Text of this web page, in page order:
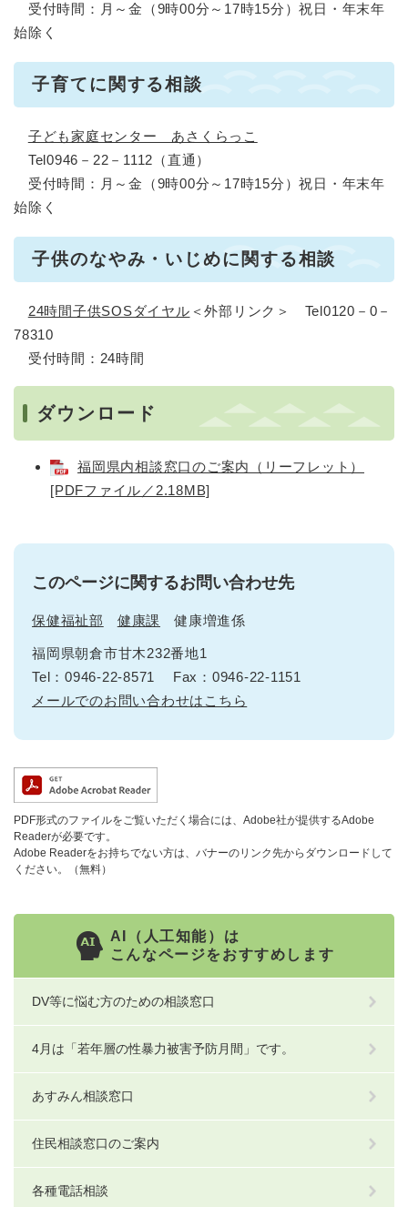
受付時間：月～金（9時00分～17時15分）祝日・年末年
始除く
子育てに関する相談
子ども家庭センター あさくらっこ
Tel0946－22－1112（直通）
受付時間：月～金（9時00分～17時15分）祝日・年末年
始除く
子供のなやみ・いじめに関する相談
24時間子供SOSダイヤル ＜外部リンク＞
Tel0120－0－
78310
受付時間：24時間
ダウンロード
福岡県内相談窓口のご案内（リーフレット）
[PDFファイル／2.18MB]
このページに関するお問い合わせ先
保健福祉部 健康課 健康増進係
福岡県朝倉市甘木232番地1
Tel：0946-22-8571
Fax：0946-22-1151
メールでのお問い合わせはこちら
PDF形式のファイルをご覧いただく場合には、Adobe社が提供するAdobe
Readerが必要です。
Adobe Readerをお持ちでない方は、バナーのリンク先からダウンロードして
ください。（無料）
AI（人工知能）は
こんなページをおすすめします
DV等に悩む方のための相談窓口
4月は「若年層の性暴力被害予防月間」です。
あすみん相談窓口
住民相談窓口のご案内
各種電話相談